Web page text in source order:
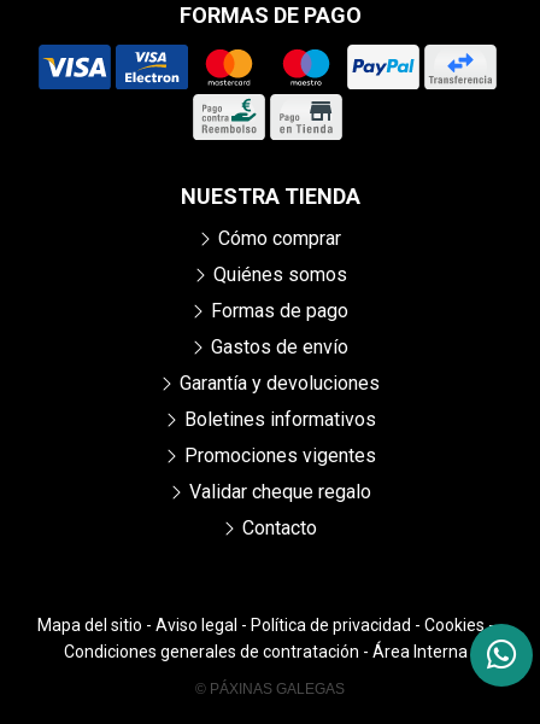
FORMAS DE PAGO
NUESTRA TIENDA
Cómo comprar
Quiénes somos
Formas de pago
Gastos de envío
Garantía y devoluciones
Boletines informativos
Promociones vigentes
Validar cheque regalo
Contacto
Mapa del sitio - Aviso legal - Política de privacidad - Cookies-
Condiciones generales de contratación - Área Interna
© PÁXINAS GALEGAS